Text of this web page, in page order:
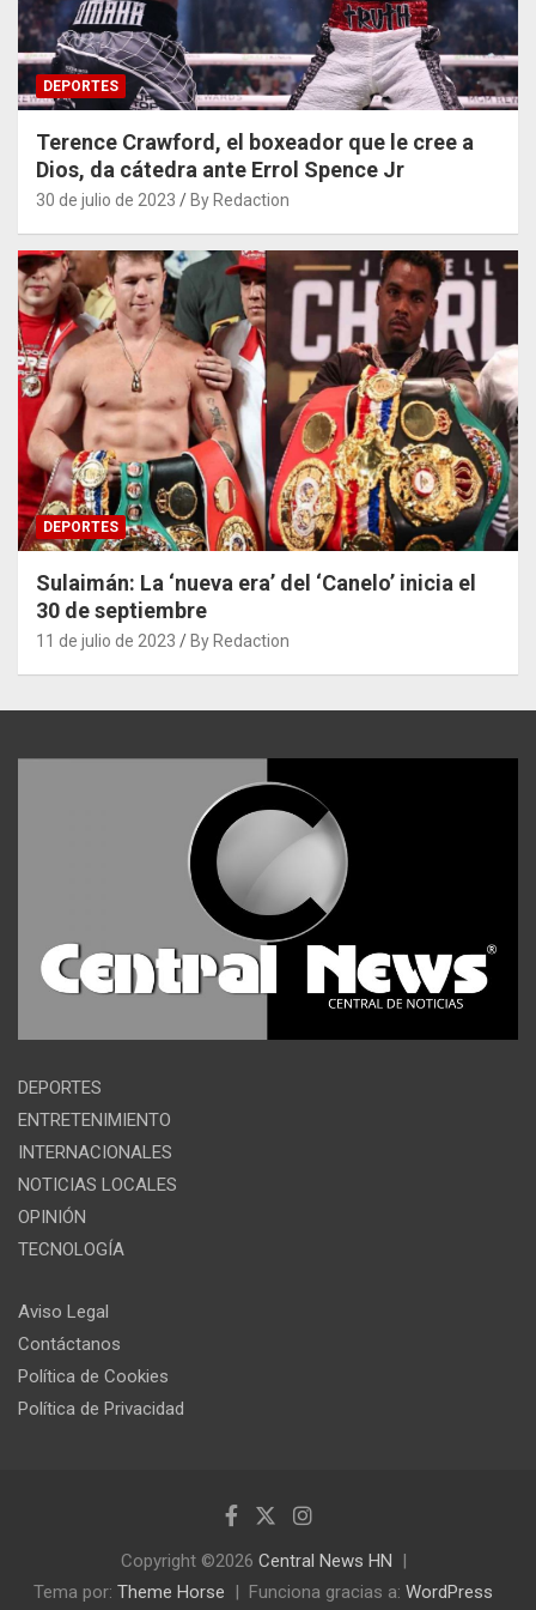
DEPORTES
Terence Crawford, el boxeador que le cree a
Dios, da cátedra ante Errol Spence Jr
30 de julio de 2023 By Redaction
DEPORTES
Sulaimán: La ‘nueva era’ del ‘Canelo’ inicia el
30 de septiembre
11 de julio de 2023 By Redaction
DEPORTES
ENTRETENIMIENTO
INTERNACIONALES
NOTICIAS LOCALES
OPINIÓN
TECNOLOGÍA
Aviso Legal
Contáctanos
Política de Cookies
Política de Privacidad
Copyright ©2026 Central News HN
Tema por: Theme Horse Funciona gracias a: WordPress